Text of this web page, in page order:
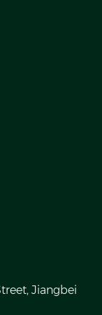
Jiangbei